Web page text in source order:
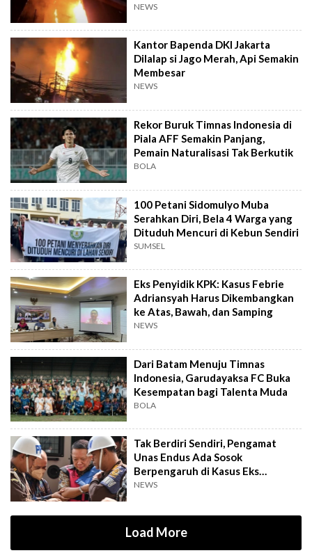
NEWS
Kantor Bapenda DKI Jakarta
Dilalap si Jago Merah, Api Semakin
Membesar
NEWS
Rekor Buruk Timnas Indonesia di
Piala AFF Semakin Panjang,
Pemain Naturalisasi Tak Berkutik
BOLA
100 Petani Sidomulyo Muba
Serahkan Diri, Bela 4 Warga yang
Dituduh Mencuri di Kebun Sendiri
SUMSEL
Eks Penyidik KPK: Kasus Febrie
Adriansyah Harus Dikembangkan
ke Atas, Bawah, dan Samping
NEWS
Dari Batam Menuju Timnas
Indonesia, Garudayaksa FC Buka
Kesempatan bagi Talenta Muda
BOLA
Tak Berdiri Sendiri, Pengamat
Unas Endus Ada Sosok
Berpengaruh di Kasus Eks
Jampidsus
NEWS
Load More